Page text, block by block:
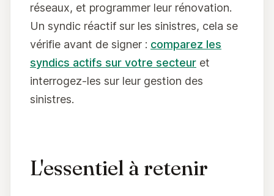
réseaux, et programmer leur rénovation.
Un syndic réactif sur les sinistres, cela se
vérifie avant de signer : comparez les
syndics actifs sur votre secteur et
interrogez-les sur leur gestion des
sinistres.
L'essentiel à retenir